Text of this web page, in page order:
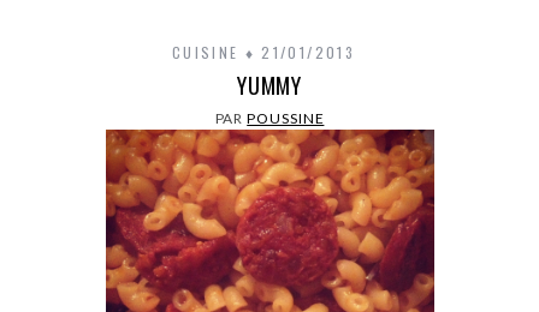
CUISINE 21/01/2013
YUMMY
PARPOUSSINE